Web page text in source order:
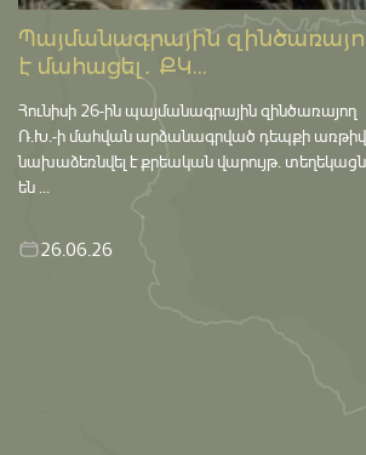
Պայմանագրային
է մահացել․ ՔԿ...
Հունիսի 26-ին պայմանագրային զինծառայող
Ռ.Խ.-ի մահվան արձանագրված դեպքի առթիվ
նախաձեռնվել է քրեական վարույթ․
են ...
26.06.26